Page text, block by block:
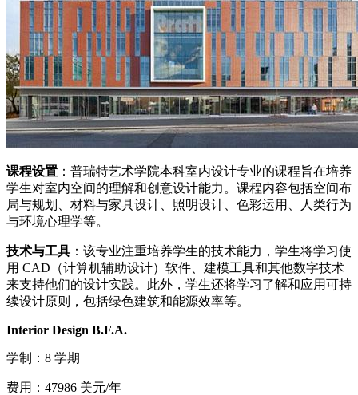
课程设置 ：普瑞特艺术学院本科室内设计专业的课程旨在培养
学生对室内空间的理解和创意设计能力。课程内容包括空间布
局与规划、材料与家具设计、照明设计、色彩运用、人类行为
与环境心理学等。
技术与工具 ：该专业注重培养学生的技术能力，学生将学习使
用 CAD（计算机辅助设计）软件、建模工具和其他数字技术
来支持他们的设计实践。此外，学生还将学习了解和应用可持
续设计原则，包括绿色建筑和能源效率等。
Interior Design B.F.A.
学制：8 学期
费用：47986 美元/年